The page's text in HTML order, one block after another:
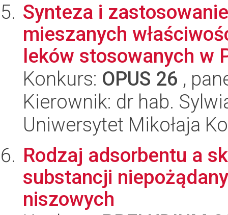
Synteza i
mieszanych
leków stosowanych w
Konkurs: OPUS 26 ,
Kierownik: dr hab.
Uniwersytet Mikołaja
Rodzaj adsorbentu a
substancji
niszowych